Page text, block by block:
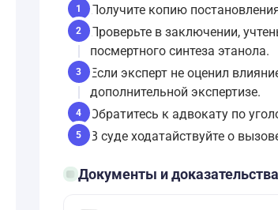
1 Получите копию
2
Проверьте в заключении,
посмертного синтеза этанола.
3
Если эксперт не оценил
дополнительной экспертизе.
4 Обратитесь к адвокату по
5 В суде ходатайствуйте о
folder_openДокументы и доказательства